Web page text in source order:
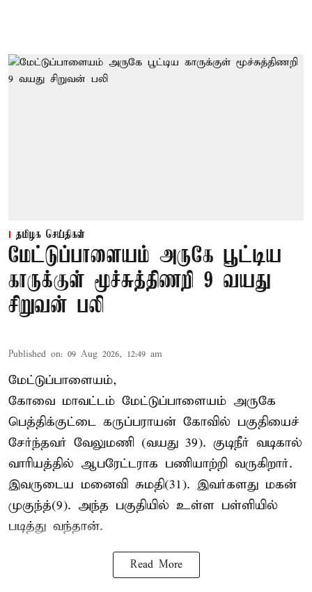
தமிழக செய்திகள்
மேட்டுப்பாளையம் அருகே பூட்டிய
காருக்குள் மூச்சுத்திணறி 9 வயது
சிறுவன் பலி
Published on: 09 Aug 2026, 12:49 am
மேட்டுப்பாளையம்,
கோவை மாவட்டம் மேட்டுப்பாளையம் அருகே
பெத்திக்குட்டை கருப்பராயன் கோவில் பகுதியைச்
சேர்ந்தவர் வேலுமணி (வயது 39). குடிநீர் வடிகால்
வாரியத்தில் ஆபரேட்டராக பணியாற்றி வருகிறார்.
இவருடைய மனைவி சுமதி(31). இவர்களது மகன்
முகுந்த்(9). அந்த பகுதியில் உள்ள பள்ளியில்
படித்து வந்தான்.
Read More